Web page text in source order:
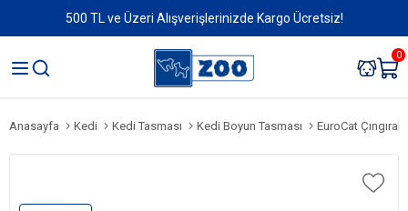
500 TL ve Üzeri Alışverişlerinizde Kargo Ücretsiz!
0
Anasayfa Kedi Kedi Tasması Kedi Boyun Tasması EuroCat